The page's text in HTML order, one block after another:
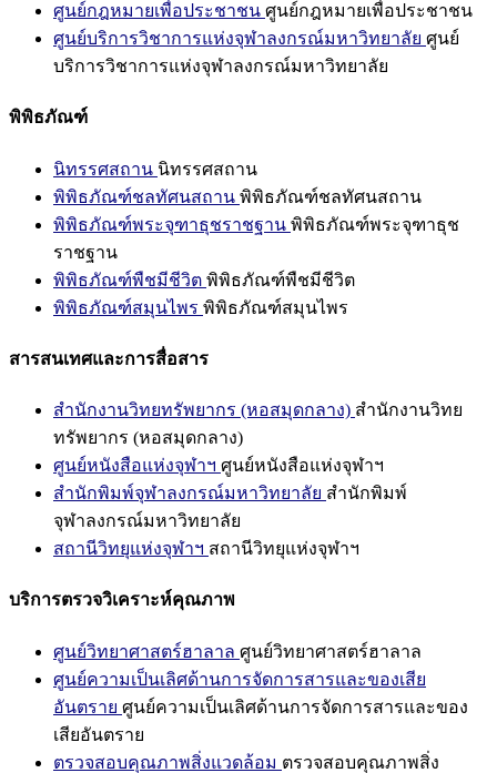
ศูนย์กฎหมายเพื่อประชาชน ศูนย์กฎหมายเพื่อประชาชน
ศูนย์บริการวิชาการแห่งจุฬาลงกรณ์มหาวิทยาลัย ศูนย์
บริการวิชาการแห่งจุฬาลงกรณ์มหาวิทยาลัย
พิพิธภัณฑ์
นิทรรศสถาน นิทรรศสถาน
พิพิธภัณฑ์ชลทัศนสถาน พิพิธภัณฑ์ชลทัศนสถาน
พิพิธภัณฑ์พระจุฑาธุชราชฐาน พิพิธภัณฑ์พระจุฑาธุช
ราชฐาน
พิพิธภัณฑ์พืชมีชีวิต พิพิธภัณฑ์พืชมีชีวิต
พิพิธภัณฑ์สมุนไพร พิพิธภัณฑ์สมุนไพร
สารสนเทศและการสื่อสาร
สำนักงานวิทยทรัพยากร (หอสมุดกลาง) สำนักงานวิทย
ทรัพยากร (หอสมุดกลาง)
ศูนย์หนังสือแห่งจุฬาฯ ศูนย์หนังสือแห่งจุฬาฯ
สำนักพิมพ์จุฬาลงกรณ์มหาวิทยาลัย สำนักพิมพ์
จุฬาลงกรณ์มหาวิทยาลัย
สถานีวิทยุแห่งจุฬาฯ สถานีวิทยุแห่งจุฬาฯ
บริการตรวจวิเคราะห์คุณภาพ
ศูนย์วิทยาศาสตร์ฮาลาล ศูนย์วิทยาศาสตร์ฮาลาล
ศูนย์ความเป็นเลิศด้านการจัดการสารและของเสีย
อันตราย ศูนย์ความเป็นเลิศด้านการจัดการสารและของ
เสียอันตราย
ตรวจสอบคุณภาพสิ่งแวดล้อม ตรวจสอบคุณภาพสิ่ง